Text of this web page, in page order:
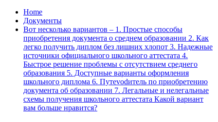
Home
Документы
Вот несколько вариантов – 1. Простые способы
приобретения документа о среднем образовании 2. Как
легко получить диплом без лишних хлопот 3. Надежные
источники официального школьного аттестата 4.
Быстрое решение проблемы с отсутствием среднего
образования 5. Доступные варианты оформления
школьного диплома 6. Путеvodитель по приобретению
документа об образовании 7. Легальные и нелегальные
схемы получения школьного аттестата Какой вариант
вам больше нравится?